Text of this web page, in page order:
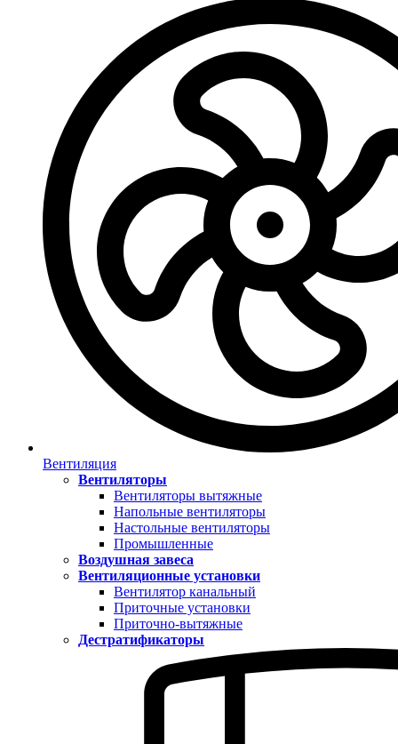
Вентиляция
Вентиляторы
Вентиляторы вытяжные
Напольные вентиляторы
Настольные вентиляторы
Промышленные
Воздушная завеса
Вентиляционные установки
Вентилятор канальный
Приточные установки
Приточно-вытяжные
Дестратификаторы